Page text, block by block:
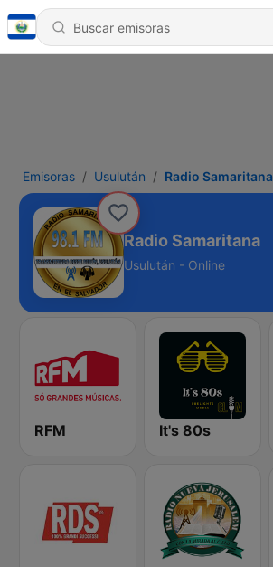
Emisoras Usulután Radio Samaritana
Radio Samaritana
Usulután - Online
RFM It's 80s